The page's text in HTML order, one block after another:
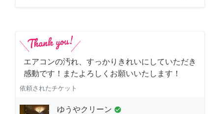
エアコンの汚れ、すっかりきれいにしていただき
感動です！またよろしくお願いいたします！
依頼されたチケット
ゆうやクリーン check_circle